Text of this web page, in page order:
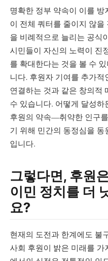
명확한 정부 약속이 이를
이 전체 쿼터를 줄이지 않
을 비례적으로 늘리는 공식
시민들이 자신의 노력이 진
를 확대한다는 것을 볼 수
니다. 후원자 기여를 추가
연결하는 것과 같은 창의적
수 있습니다. 어떻게 달성
후원의 약속—취약한 인구
기 위해 민간의 동정심을
입니다.
그렇다면, 후원
이민 정치를 더
요?
현재의 도전과 한계에도 불
사회 후원이 밝은 미래를